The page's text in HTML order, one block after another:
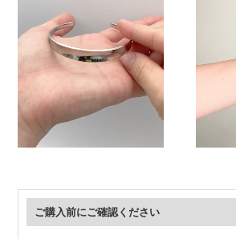
ご購入前にご確認ください